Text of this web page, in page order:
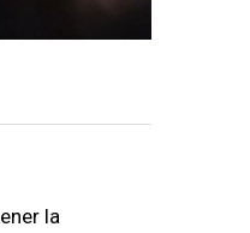
la